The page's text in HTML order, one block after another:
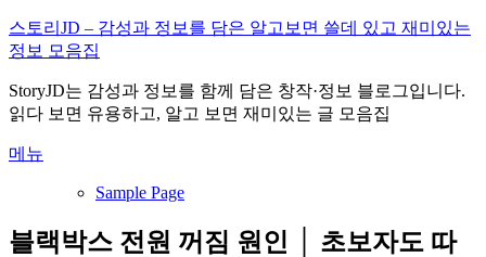
내
용
로
바
가
스토리JD – 감성과 정보를 담은 알고보면 쓸데 있고 재미있는
정보 모음집
StoryJD는 감성과 정보를 함께 담은 창작·정보 블로그입니다.
읽다 보면 유용하고, 알고 보면 재미있는 글 모음집
메뉴
Sample Page
블랙박스 전원 꺼짐 원인 │ 초보자도 따